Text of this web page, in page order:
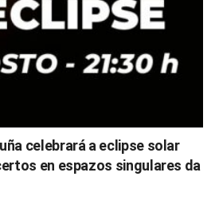
celebrará a eclipse solar
en espazos singulares da